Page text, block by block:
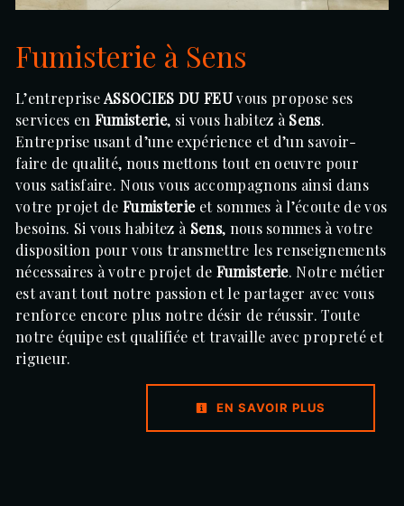
Fumisterie à Sens
L’entrepriseASSOCIES DU FEUvous propose ses
services en Fumisterie, si vous habitez à Sens.
Entreprise usant d’une expérience et d’un savoir-
faire de qualité, nous mettons tout en oeuvre pour
vous satisfaire. Nous vous accompagnons ainsi dans
votre projet deFumisterieet sommes à l’écoute de vos
besoins. Si vous habitez à Sens, nous sommes à votre
disposition pour vous transmettre les renseignements
nécessaires à votre projet de Fumisterie. Notre métier
est avant tout notre passion et le partager avec vous
renforce encore plus notre désir de réussir. Toute
notre équipe est qualifiée et travaille avec propreté et
rigueur.
EN SAVOIR PLUS